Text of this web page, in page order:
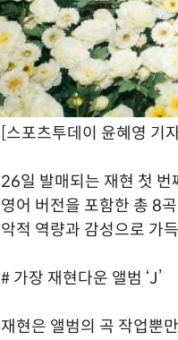
[스포츠투데이 윤혜영 기
26일 발매되는 재현 첫 번
영어 버전을 포함한 총 8
악적 역량과 감성으로 가
# 가장 재현다운 앨범 ‘J’
재현은 앨범의 곡 작업뿐